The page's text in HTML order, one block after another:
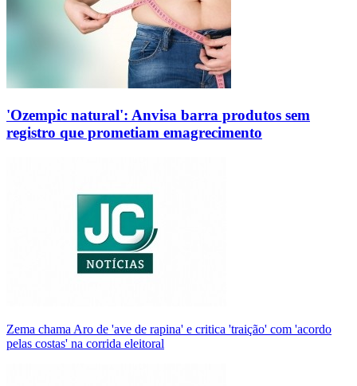
'Ozempic natural': Anvisa barra produtos sem
registro que prometiam emagrecimento
Zema chama Aro de 'ave de rapina' e critica 'traição' com 'acordo
pelas costas' na corrida eleitoral